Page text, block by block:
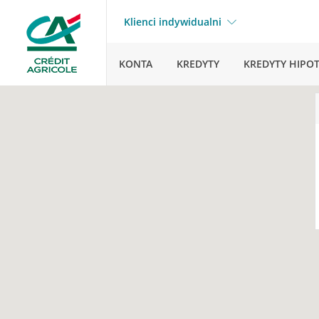
Klienci indywidualni
KONTA KREDYTY KREDYTY